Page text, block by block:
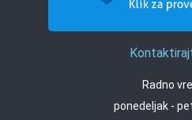
Radno
ponedeljak -